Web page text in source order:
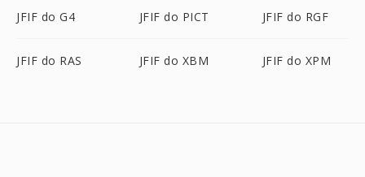
JFIF do G4 JFIF do PICT JFIF do RGF
JFIF do RAS JFIF do XBM JFIF do XPM